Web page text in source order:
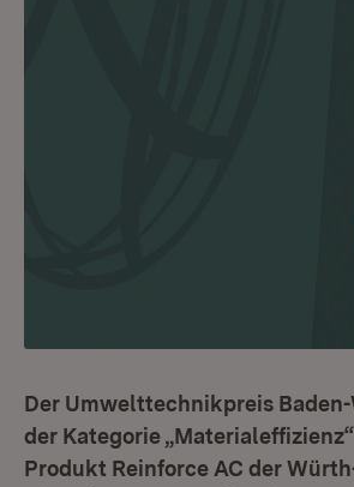
Der Umwelttechnikpreis
der Kategorie
Produkt Reinforce AC der